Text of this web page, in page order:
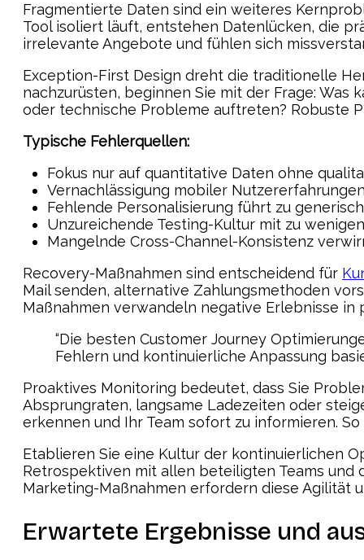
Fragmentierte Daten sind ein weiteres
Tool isoliert läuft, entstehen Datenlücken, die
irrelevante Angebote und fühlen sich
Exception-First Design dreht die traditionelle
nachzurüsten, beginnen Sie mit der Frage:
oder technische Probleme auftreten? Robuste
Typische Fehlerquellen:
Fokus nur auf quantitative Daten ohne
Vernachlässigung mobiler
Fehlende Personalisierung führt zu
Unzureichende Testing-Kultur mit zu
Mangelnde Cross-Channel-Konsistenz
Recovery-Maßnahmen sind entscheidend für
Mail senden, alternative Zahlungsmethoden
Maßnahmen verwandeln negative Erlebnisse
“Die besten Customer Journey
Fehlern und kontinuierliche Anpassung
Proaktives Monitoring bedeutet, dass Sie
Absprungraten, langsame Ladezeiten oder
erkennen und Ihr Team sofort zu informieren.
Etablieren Sie eine Kultur der kontinuierlichen
Retrospektiven mit allen beteiligten Teams und
Marketing-Maßnahmen erfordern diese Agilität
Erwartete Ergebnisse und